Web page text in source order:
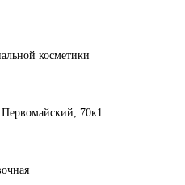
косметики
Первомайский, 70к1